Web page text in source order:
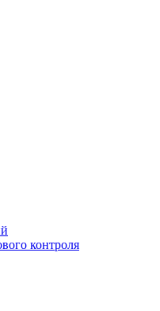
контроля